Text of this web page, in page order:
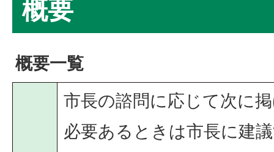
概要
概要一覧
市長の諮問に応じて次に
必要あるときは市長に建